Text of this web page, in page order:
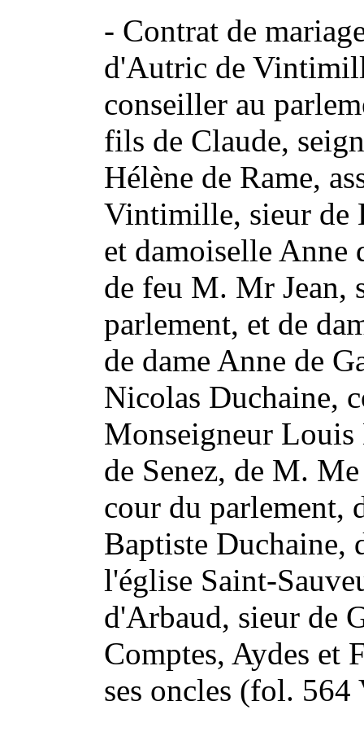
- Contrat de
d'Autric de
conseiller au
fils de Claude,
Hélène de Rame,
Vintimille, sieur de
et damoiselle Anne
de feu M. Mr Jean,
parlement, et de
de dame Anne de
Nicolas Duchaine,
Monseigneur Louis
de Senez, de M.
cour du parlement,
Baptiste Duchaine,
l'église Saint-
d'Arbaud, sieur de
Comptes, Aydes et
ses oncles (fol. 564